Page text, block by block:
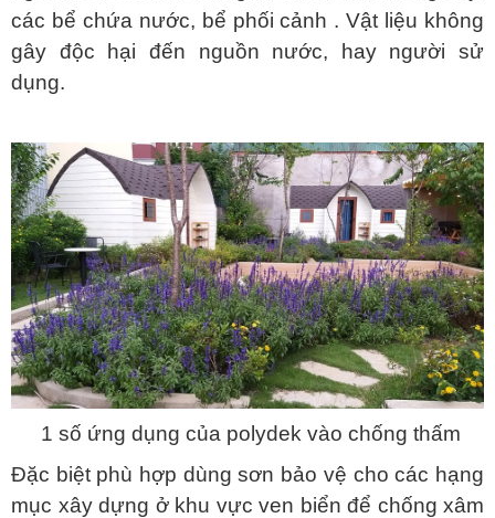
các bể chứa nước, bể phối cảnh . Vật liệu không
gây độc hại đến nguồn nước, hay người sử
dụng.
1 số ứng dụng của polydek vào chống thấm
Đặc biệt phù hợp dùng sơn bảo vệ cho các hạng
mục xây dựng ở khu vực ven biển để chống xâm